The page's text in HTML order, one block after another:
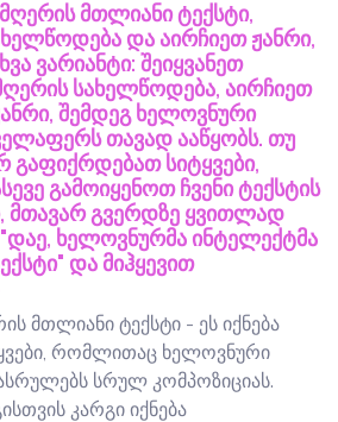
მთლიანი ტექსტი,
და აირჩიეთ ჟანრი,
ვარიანტი: შეიყვანეთ
სახელწოდება, აირჩიეთ
შემდეგ ხელოვნური
თავად ააწყობს. თუ
გაფიქრდებათ სიტყვები,
გამოიყენოთ ჩვენი ტექსტის
მთავარ გვერდზე ყვითლად
ხელოვნურმა ინტელექტმა
და მიჰყევით
მთლიანი ტექსტი - ეს იქნება
რომლითაც ხელოვნური
სრულ კომპოზიციას.
კარგი იქნება